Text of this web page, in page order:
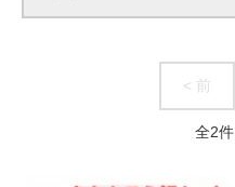
< 前
全2件